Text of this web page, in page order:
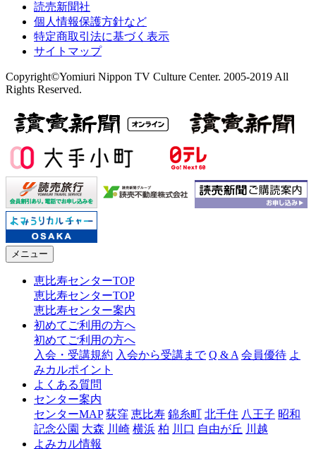
読売新聞社
個人情報保護方針など
特定商取引法に基づく表示
サイトマップ
Copyright©Yomiuri Nippon TV Culture Center. 2005-2019 All
Rights Reserved.
メニュー
恵比寿センターTOP
恵比寿センターTOP
恵比寿センター案内
初めてご利用の方へ
初めてご利用の方へ
入会・受講規約 入会から受講まで Q & A 会員優待 よ
みカルポイント
よくある質問
センター案内
センターMAP 荻窪 恵比寿 錦糸町 北千住 八王子 昭和
記念公園 大森 川崎 横浜 柏 川口 自由が丘 川越
よみカル情報